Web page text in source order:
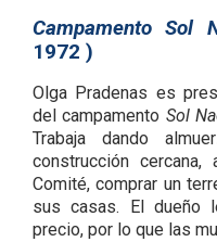
Campamento Sol
1972 )
Olga Pradenas es
del campamento Sol
Trabaja dando
construcción
Comité, comprar un
sus casas. El dueño
precio, por lo que las